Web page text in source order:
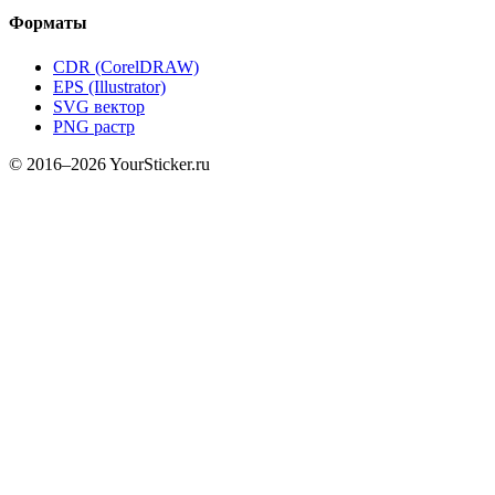
Форматы
CDR (CorelDRAW)
EPS (Illustrator)
SVG вектор
PNG растр
© 2016–2026 YourSticker.ru